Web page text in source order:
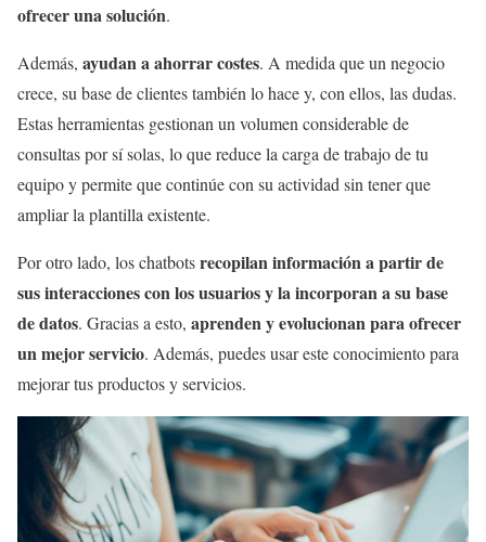
ofrecer una solución.
Además, ayudan a ahorrar costes. A medida que un negocio
crece, su base de clientes también lo hace y, con ellos, las dudas.
Estas herramientas gestionan un volumen considerable de
consultas por sí solas, lo que reduce la carga de trabajo de tu
equipo y permite que continúe con su actividad sin tener que
ampliar la plantilla existente.
Por otro lado, los chatbotsrecopilan información a partir de
sus interacciones con los usuarios y la incorporan a su base
de datos. Gracias a esto, aprenden y evolucionan para ofrecer
un mejor servicio. Además, puedes usar este conocimiento para
mejorar tus productos y servicios.